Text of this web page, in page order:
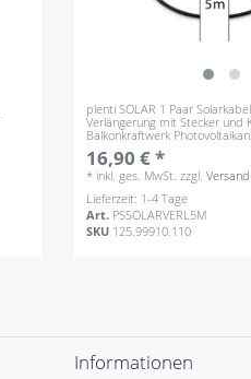
plenti SOLAR 1 Paar
Verlängerung mit Stecker und
Balkonkraftwerk
16,90 € *
* inkl. ges. MwSt. zzgl.
Lieferzeit: 1-4 Tage
Art. PSSOLARVERL5M
SKU 125.99910.110
Informationen